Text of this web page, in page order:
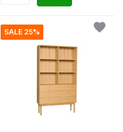
SALE 25%